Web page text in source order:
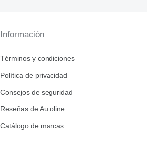
Información
Términos y condiciones
Política de privacidad
Consejos de seguridad
Reseñas de Autoline
Catálogo de marcas